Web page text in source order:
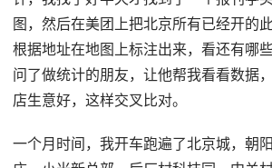
图，然后在美团上把北京所有已经开的
根据地址在地图上标注出来，看还有哪
问了做统计的朋友，让他帮我看看数据
店生意好，这样交叉比对。
一个月时间，我开车跑遍了北京城，朝